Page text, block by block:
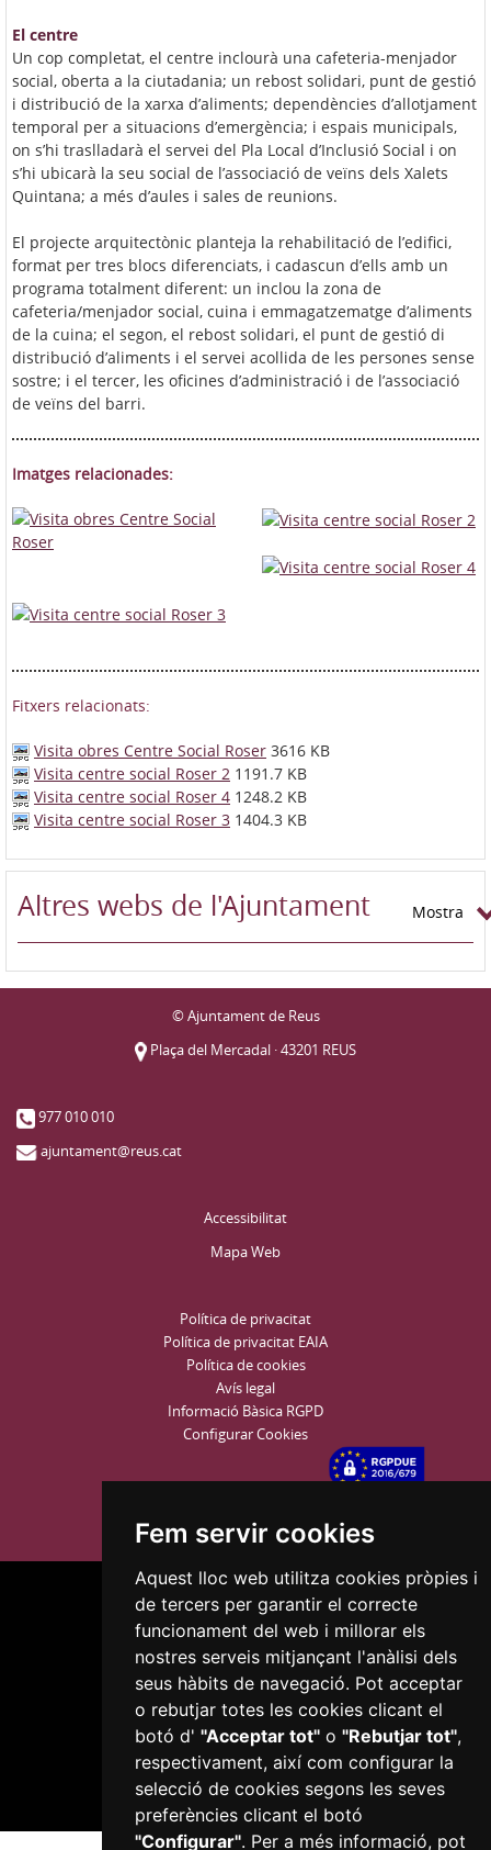
Fem servir cookies
Aquest lloc web utilitza cookies pròpies i
de tercers per garantir el correcte
funcionament del web i millorar els
nostres serveis mitjançant l'anàlisi dels
seus hàbits de navegació. Pot acceptar
o rebutjar totes les cookies clicant el
botó d'"Acceptar tot" o"Rebutjar tot",
respectivament, així com configurar la
selecció de cookies segons les seves
preferències clicant el botó
"Configurar". Per a més informació, pot
El centre
Un cop completat, el centre inclourà una cafeteria-menjador
social, oberta a la ciutadania; un rebost solidari, punt de gestió
i distribució de la xarxa d’aliments; dependències d’allotjament
temporal per a situacions d’emergència; i espais municipals,
on s’hi traslladarà el servei del Pla Local d’Inclusió Social i on
s’hi ubicarà la seu social de l’associació de veïns dels Xalets
Quintana; a més d’aules i sales de reunions.
El projecte arquitectònic planteja la rehabilitació de l’edifici,
format per tres blocs diferenciats, i cadascun d’ells amb un
programa totalment diferent: un inclou la zona de
cafeteria/menjador social, cuina i emmagatzematge d’aliments
de la cuina; el segon, el rebost solidari, el punt de gestió di
distribució d’aliments i el servei acollida de les persones sense
sostre; i el tercer, les oficines d’administració i de l’associació
de veïns del barri.
Imatges relacionades:
Fitxers relacionats:
Visita obres Centre Social Roser 3616 KB
Visita centre social Roser 2 1191.7 KB
Visita centre social Roser 4 1248.2 KB
Visita centre social Roser 3 1404.3 KB
Altres webs de l'Ajuntament Mostra
© Ajuntament de Reus
Plaça del Mercadal · 43201 REUS
977 010 010
ajuntament@reus.cat
Accessibilitat
Mapa Web
Política de privacitat
Política de privacitat EAIA
Política de cookies
Avís legal
Informació Bàsica RGPD
Configurar Cookies
Plaça del Mercadal · 43201 Reus
977 010 010
ajuntament@reus.cat |reus.cat